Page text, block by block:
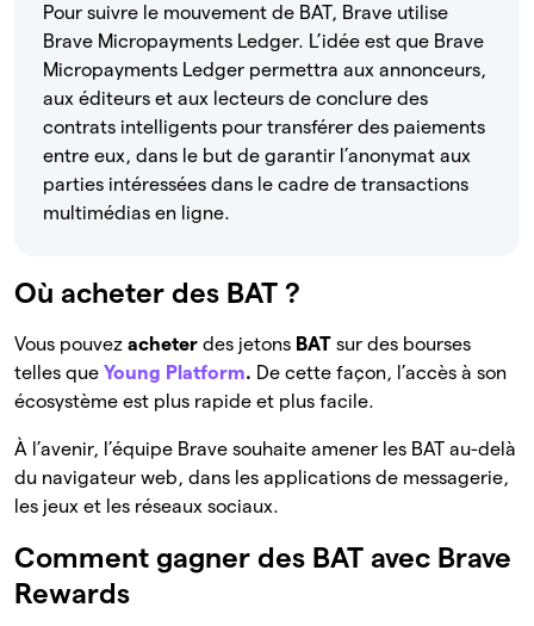
Pour suivre le mouvement de BAT, Brave utilise
Brave Micropayments Ledger. L’idée est que Brave
Micropayments Ledger permettra aux annonceurs,
aux éditeurs et aux lecteurs de conclure des
contrats intelligents pour transférer des paiements
entre eux, dans le but de garantir l’anonymat aux
parties intéressées dans le cadre de transactions
multimédias en ligne.
Où acheter des BAT ?
Vous pouvez acheter des jetons BAT sur des bourses
telles que Young Platform. De cette façon, l’accès à son
écosystème est plus rapide et plus facile.
À l’avenir, l’équipe Brave souhaite amener les BAT au-delà
du navigateur web, dans les applications de messagerie,
les jeux et les réseaux sociaux.
Comment gagner des BAT avec Brave
Rewards